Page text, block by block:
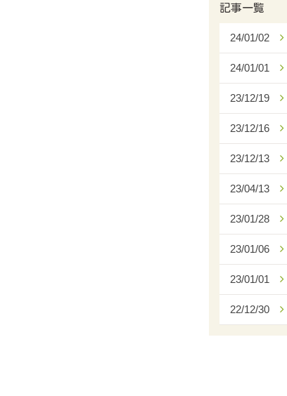
記事一覧
24/01/02
24/01/01
23/12/19
23/12/16
23/12/13
23/04/13
23/01/28
23/01/06
23/01/01
22/12/30